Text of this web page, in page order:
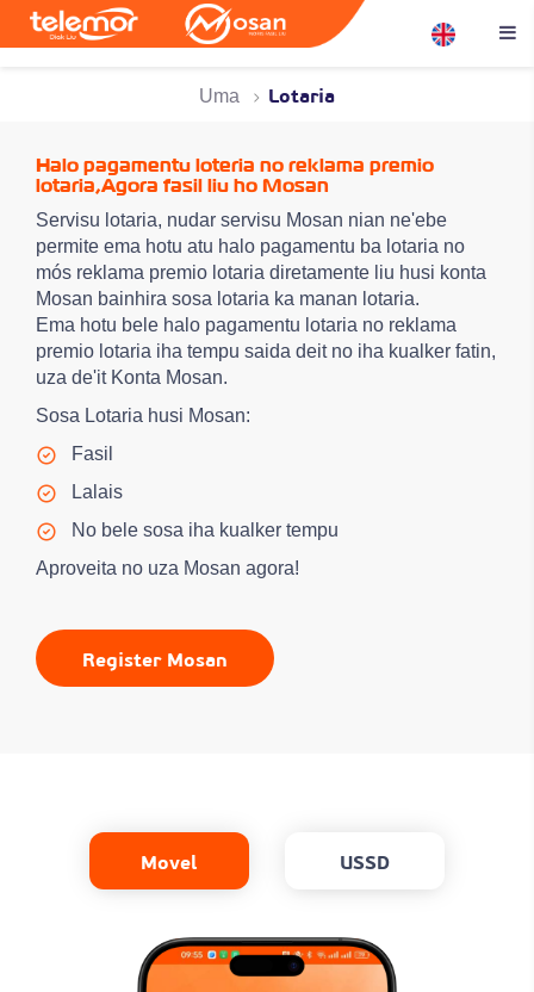
Uma Lotaria
Halo pagamentu loteria no reklama premio
lotaria,Agora fasil liu ho Mosan
Servisu lotaria, nudar servisu Mosan nian ne'ebe
permite ema hotu atu halo pagamentu ba lotaria no
mós reklama premio lotaria diretamente liu husi konta
Mosan bainhira sosa lotaria ka manan lotaria.
Ema hotu bele halo pagamentu lotaria no reklama
premio lotaria iha tempu saida deit no iha kualker fatin,
uza de'it Konta Mosan.
Sosa Lotaria husi Mosan:
Fasil
Lalais
No bele sosa iha kualker tempu
Aproveita no uza Mosan agora!
Register Mosan
Movel USSD